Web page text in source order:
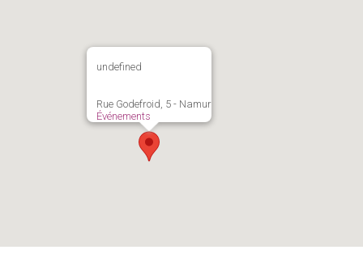
undefined
Rue Godefroid, 5 - Namur
Événements